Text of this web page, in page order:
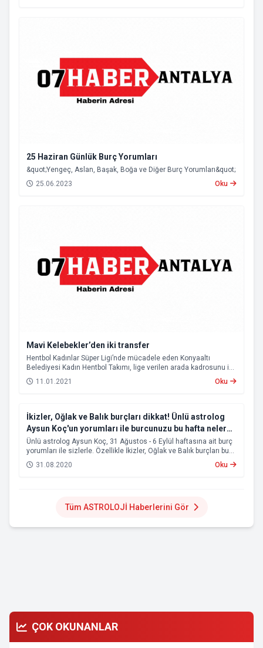
25 Haziran Günlük Burç Yorumları
&quot;Yengeç, Aslan, Başak, Boğa ve Diğer Burç Yorumları&quot;
25.06.2023
Oku
Mavi Kelebekler’den iki transfer
Hentbol Kadınlar Süper Ligi’nde mücadele eden Konyaaltı
Belediyesi Kadın Hentbol Takımı, lige verilen arada kadrosunu iki
yeni transferle güçlendirdi.
11.01.2021 Oku
İkizler, Oğlak ve Balık burçları dikkat! Ünlü astrolog
Aysun Koç'un yorumları ile burcunuzu bu hafta neler
bekliyor?
Ünlü astrolog Aysun Koç, 31 Ağustos - 6 Eylül haftasına ait burç
yorumları ile sizlerle. Özellikle İkizler, Oğlak ve Balık burçları bu
hafta vereceği kararları iki kere düşünmeli.
31.08.2020 Oku
Tüm ASTROLOJİ Haberlerini Gör
ÇOK OKUNANLAR